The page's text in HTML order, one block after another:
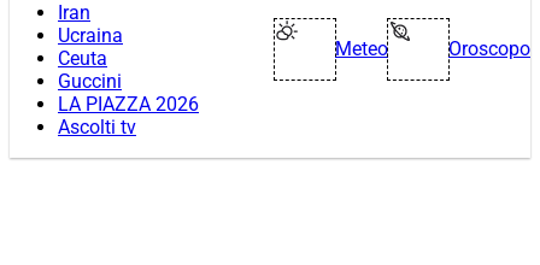
Iran
Ucraina
Ceuta
Guccini
LA PIAZZA 2026
Ascolti tv
Meteo Oroscopo